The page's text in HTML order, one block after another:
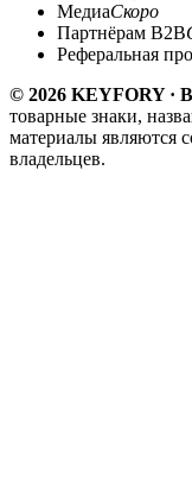
МедиаСкоро
Партнёрам B2B
Реферальная
© 2026 KEYFORY ·
товарные знаки,
материалы являются
владельцев.